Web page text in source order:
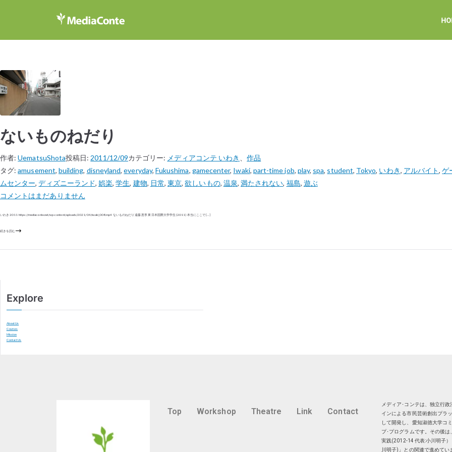
ないものねだり
作者:UematsuShota投稿日: 2011/12/09カテゴリー: メディアコンテ いわき 、作品
タグ:amusement, building, disneyland,everyday, Fukushima, gamecenter, Iwaki, part-time job, play, spa, student, Tokyo, いわき, アルバイト,ゲ
ムセンター,ディズニーランド,娯楽,学生, 建物, 日常,東京,欲しいもの, 温泉, 満たされない, 福島, 遊ぶ
コメントはまだありません
いわき 2011 https://mediaconte.net/wp-content/uploads/2021/04/iwaki_008.mp4 ないものねだり 遠藤 恵李 東日本国際大学学生 (2011) 本当にここで […]
続きを読む
Explore
About Us
Courses
Mission
Contact Us
Top Workshop Theatre Link Contact
メディア･コンテは、独立行
インによる市民芸術創出プラ
して開発し、愛知淑徳大学コ
プ･プログラムです。その後
実践(2012-14 代表:小川明子
川明子)」との関連で進めてい